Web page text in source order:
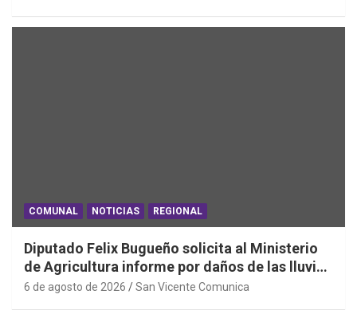
COMUNAL NOTICIAS REGIONAL
Diputado Felix Bugueño solicita al Ministerio
de Agricultura informe por daños de las lluvias
en la Región de O´Higgins
6 de agosto de 2026 San Vicente Comunica